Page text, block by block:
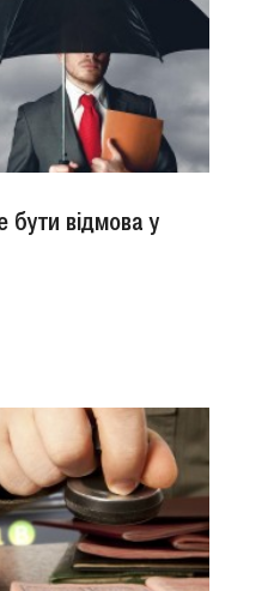
бути відмова у